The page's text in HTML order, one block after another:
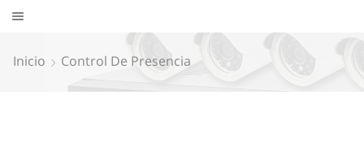
Inicio Control De Presencia